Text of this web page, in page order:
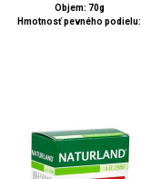
Objem: 70g
Hmotnosť pevného podielu: